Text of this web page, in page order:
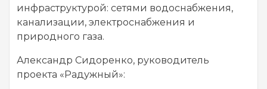
инфраструктурой: сетями водоснабжения,
канализации, электроснабжения и
природного газа.
Александр Сидоренко, руководитель
проекта «Радужный»: